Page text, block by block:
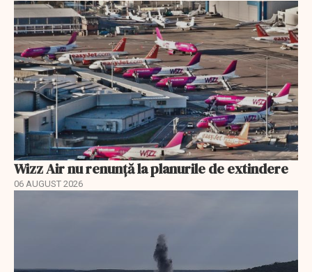
Wizz Air nu renunță la planurile de extindere
06 AUGUST 2026